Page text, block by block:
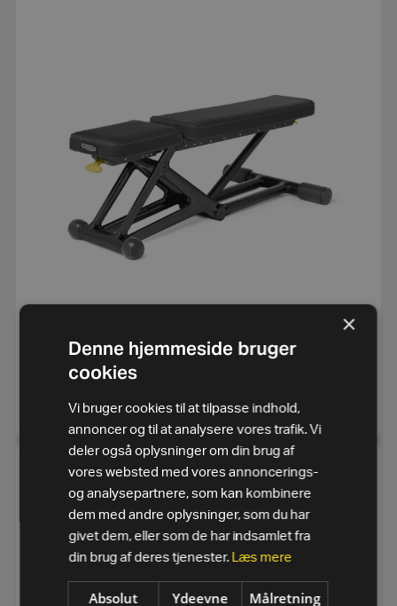
24.062,50kr.
SE MERE
×
Denne hjemmeside bruger
cookies
Vi bruger cookies til at tilpasse indhold,
annoncer og til at analysere vores trafik. Vi
deler også oplysninger om din brug af
vores websted med vores annoncerings-
og analysepartnere, som kan kombinere
dem med andre oplysninger, som du har
givet dem, eller som de har indsamlet fra
din brug af deres tjenester. Læs mere
Absolut
Ydeevne Målretning